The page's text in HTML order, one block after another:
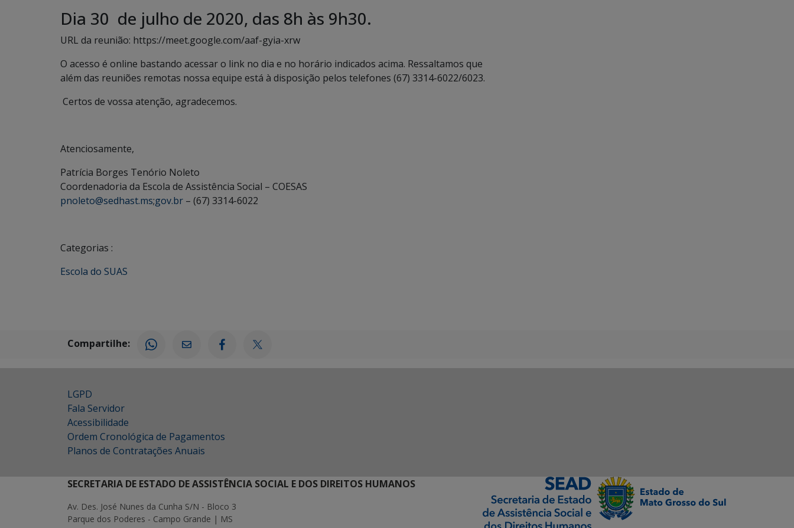
Dia 30 de julho de 2020, das 8h às 9h30.
URL da reunião: https://meet.google.com/aaf-gyia-xrw
O acesso é online bastando acessar o link no dia e no horário indicados acima. Ressaltamos que
além das reuniões remotas nossa equipe está à disposição pelos telefones (67) 3314-6022/6023.
Certos de vossa atenção, agradecemos.
Atenciosamente,
Patrícia Borges Tenório Noleto
Coordenadoria da Escola de Assistência Social – COESAS
pnoleto@sedhast.ms;gov.br – (67) 3314-6022
Categorias :
Escola do SUAS
Compartilhe:
LGPD
Fala Servidor
Acessibilidade
Ordem Cronológica de Pagamentos
Planos de Contratações Anuais
SECRETARIA DE ESTADO DE ASSISTÊNCIA SOCIAL E DOS DIREITOS HUMANOS
Av. Des. José Nunes da Cunha S/N - Bloco 3
Parque dos Poderes - Campo Grande | MS